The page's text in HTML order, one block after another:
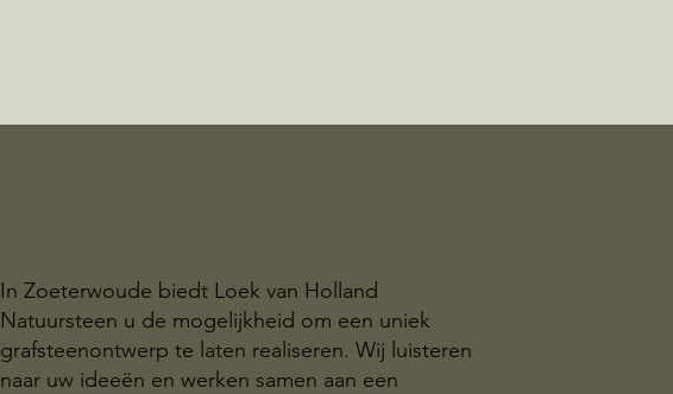
In Zoeterwoude biedt Loek van Holland
Natuursteen u de mogelijkheid om een uniek
grafsteenontwerp te laten realiseren. Wij luisteren
naar uw ideeën en werken samen aan een